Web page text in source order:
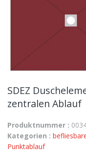
SDEZ
zentralen Ablauf
Produktnummer :
Kategorien :
Punktablauf